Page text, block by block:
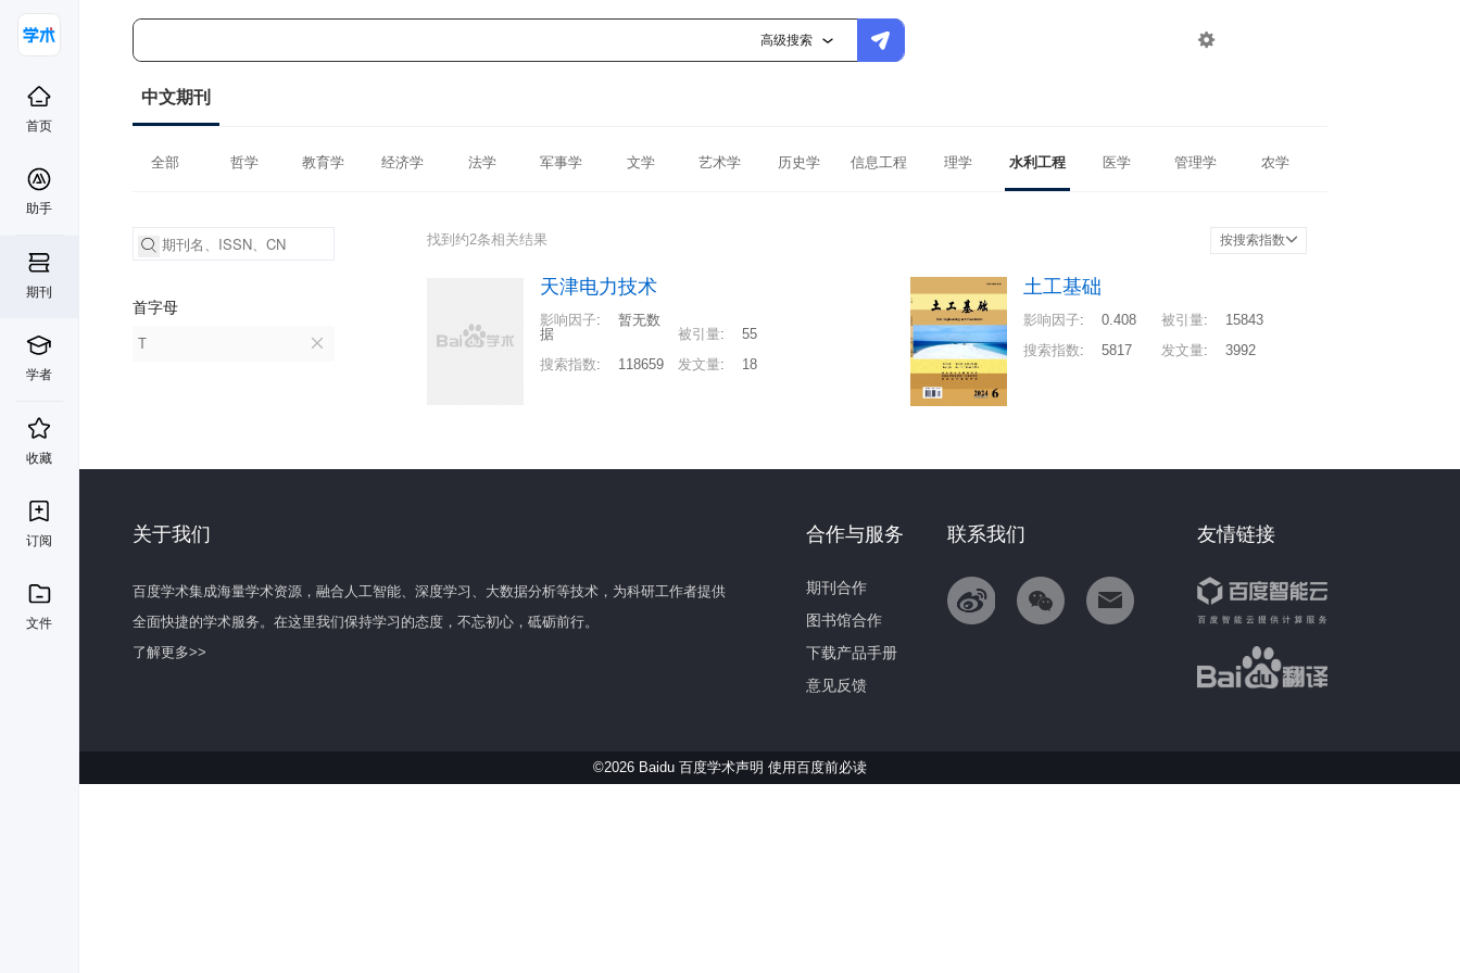
高级搜索 
首页
助手
期刊
学者
收藏
订阅
文件
中文期刊
全部 哲学 教育学 经济学 法学 军事学 文学 艺术学 历史学 信息工程 理学 水利工程 医学 管理学 农学
首字母
T
找到约2条相关结果 按搜索指数
天津电力技术
影响因子:
暂无数
据
被引量:
55
搜索指数: 118659 发文量: 18
土工基础
影响因子: 0.408 被引量:
15843
搜索指数: 5817 发文量: 3992
关于我们
百度学术集成海量学术资源，融合人工智能、深度学习、大数据分析等技术，为科研工作者提供
全面快捷的学术服务。在这里我们保持学习的态度，不忘初心，砥砺前行。
了解更多>>
友情链接
联系我们
合作与服务
期刊合作
图书馆合作
下载产品手册
意见反馈
©2026 Baidu 百度学术声明 使用百度前必读